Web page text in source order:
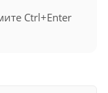
Ctrl+Enter